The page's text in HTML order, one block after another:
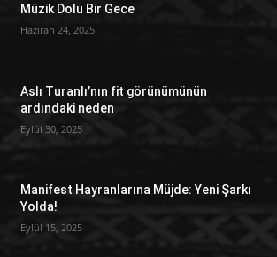
Müzik Dolu Bir Gece
Haziran 24, 2025
Aslı Turanlı’nın fit görünümünün
ardındaki neden
Eylül 30, 2025
Manifest Hayranlarına Müjde: Yeni Şarkı
Yolda!
Eylül 15, 2025